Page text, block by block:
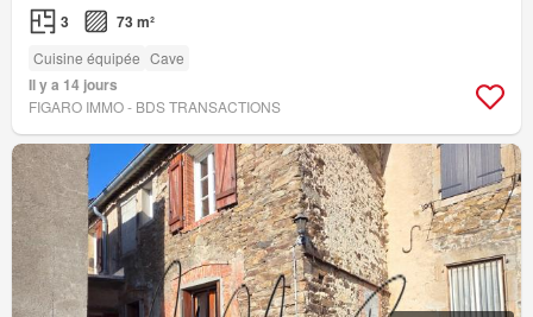
3 73 m²
Cuisine équipée Cave
Il y a 14 jours
FIGARO IMMO - BDS TRANSACTIONS